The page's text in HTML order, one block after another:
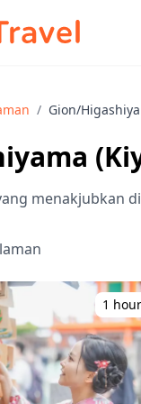
/ Gion/
menakjubkan
1 hour